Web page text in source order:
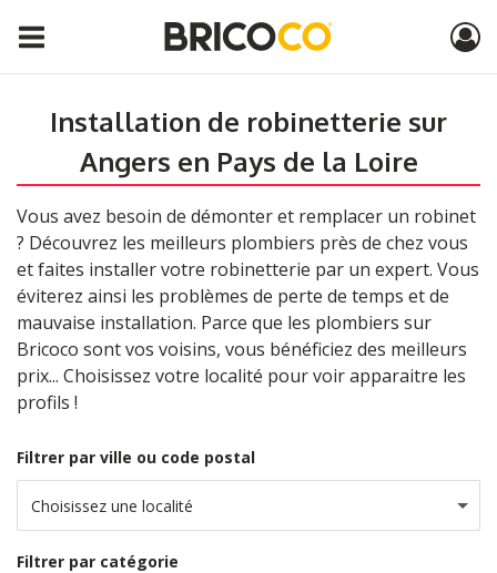
Installation de robinetterie sur
Angers en Pays de la Loire
Vous avez besoin de démonter et remplacer un robinet
? Découvrez les meilleurs plombiers près de chez vous
et faites installer votre robinetterie par un expert. Vous
éviterez ainsi les problèmes de perte de temps et de
mauvaise installation. Parce que les plombiers sur
Bricoco sont vos voisins, vous bénéficiez des meilleurs
prix... Choisissez votre localité pour voir apparaitre les
profils !
Filtrer par ville ou code postal
Choisissez une localité
Filtrer par catégorie